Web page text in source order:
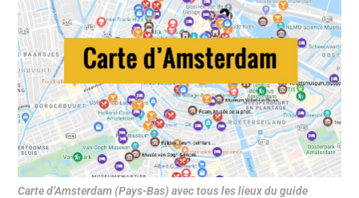
Carte d’Amsterdam (Pays-Bas) avec tous les lieux du guide